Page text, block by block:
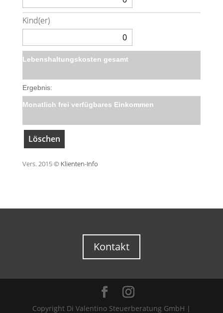
Kind(er)
Lebenshaltungskosten gesamt
Ergebnis:
Monatlich frei verfügbares Einkommen
Vers. 2015 © Klienten-Info
Kontakt
Copyright Di Valentino Steuerberatung GmbH |